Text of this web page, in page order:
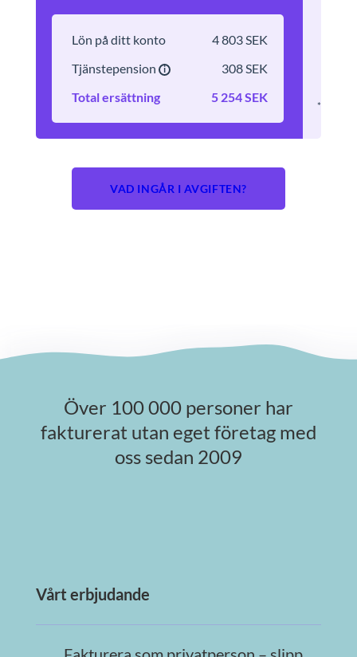
Lön på ditt konto
4 803 SEK
Tjänstepension
308 SEK
Total ersättning
5 254 SEK
VAD INGÅR I AVGIFTEN?
Över 100 000 personer har
fakturerat utan eget företag med
oss sedan 2009
Vårt erbjudande